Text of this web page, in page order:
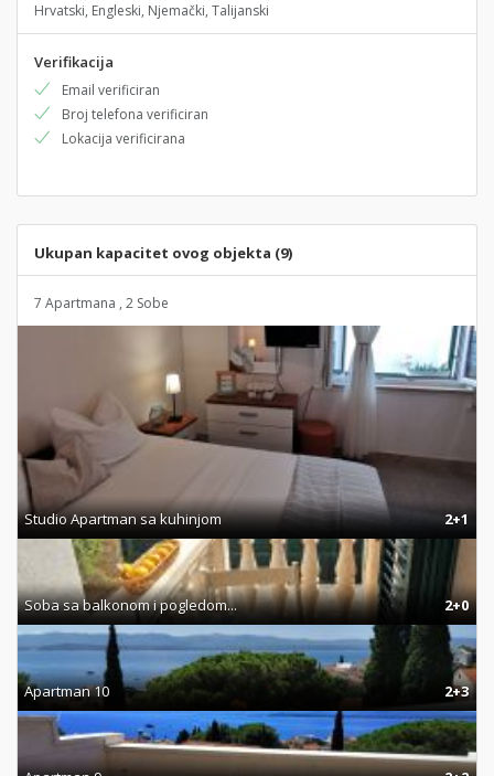
Hrvatski, Engleski, Njemački, Talijanski
Verifikacija
Email verificiran
Broj telefona verificiran
Lokacija verificirana
Ukupan kapacitet ovog objekta (9)
7 Apartmana , 2 Sobe
Studio Apartman sa kuhinjom 2+1
Soba sa balkonom i pogledom... 2+0
Apartman 10 2+3